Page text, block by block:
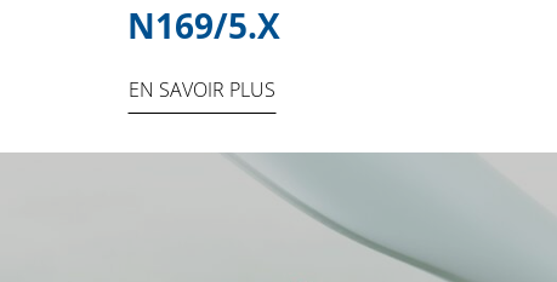
N169/5.X
EN SAVOIR PLUS